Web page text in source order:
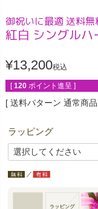
御祝いに最適 送料無
紅白 シングルハ
¥13,200税込
[ 120 ポイント進呈 ]
送料パターン 通常商品
ラッピング